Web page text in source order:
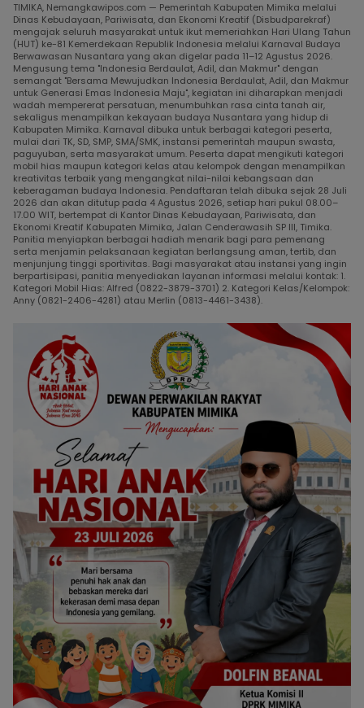
TIMIKA, Nemangkawipos.com — Pemerintah Kabupaten Mimika melalui
Dinas Kebudayaan, Pariwisata, dan Ekonomi Kreatif (Disbudparekraf)
mengajak seluruh masyarakat untuk ikut memeriahkan Hari Ulang Tahun
(HUT) ke-81 Kemerdekaan Republik Indonesia melalui Karnaval Budaya
Berwawasan Nusantara yang akan digelar pada 11–12 Agustus 2026.
Mengusung tema "Indonesia Berdaulat, Adil, dan Makmur" dengan
semangat "Bersama Mewujudkan Indonesia Berdaulat, Adil, dan Makmur
untuk Generasi Emas Indonesia Maju", kegiatan ini diharapkan menjadi
wadah mempererat persatuan, menumbuhkan rasa cinta tanah air,
sekaligus menampilkan kekayaan budaya Nusantara yang hidup di
Kabupaten Mimika. Karnaval dibuka untuk berbagai kategori peserta,
mulai dari TK, SD, SMP, SMA/SMK, instansi pemerintah maupun swasta,
paguyuban, serta masyarakat umum. Peserta dapat mengikuti kategori
mobil hias maupun kategori kelas atau kelompok dengan menampilkan
kreativitas terbaik yang mengangkat nilai-nilai kebangsaan dan
keberagaman budaya Indonesia. Pendaftaran telah dibuka sejak 28 Juli
2026 dan akan ditutup pada 4 Agustus 2026, setiap hari pukul 08.00–
17.00 WIT, bertempat di Kantor Dinas Kebudayaan, Pariwisata, dan
Ekonomi Kreatif Kabupaten Mimika, Jalan Cenderawasih SP III, Timika.
Panitia menyiapkan berbagai hadiah menarik bagi para pemenang
serta menjamin pelaksanaan kegiatan berlangsung aman, tertib, dan
menjunjung tinggi sportivitas. Bagi masyarakat atau instansi yang ingin
berpartisipasi, panitia menyediakan layanan informasi melalui kontak: 1.
Kategori Mobil Hias: Alfred (0822-3879-3701) 2. Kategori Kelas/Kelompok:
Anny (0821-2406-4281) atau Merlin (0813-4461-3438).